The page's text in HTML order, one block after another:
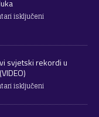
isključeni
svjetski rekordi u
isključeni